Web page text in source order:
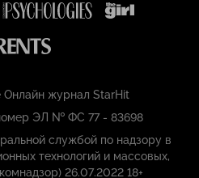
Онлайн журнал StarHit
ЭЛ № ФС 77 - 83698
службой по надзору в
технологий и массовых,
26.07.2022 18+